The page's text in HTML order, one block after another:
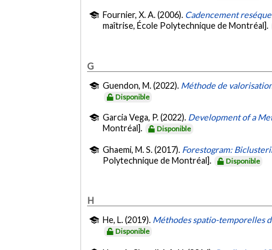
Fournier, X. A. (2006). Cadencement
maîtrise, École Polytechnique de Montréal].
G
Guendon, M. (2022). Méthode de
Disponible
Garcia Vega, P. (2022). Development of a
Montréal].
Disponible
Ghaemi, M. S. (2017). Forestogram:
Polytechnique de Montréal].
Disponible
H
He, L. (2019). Méthodes spatio-temporelles
Disponible